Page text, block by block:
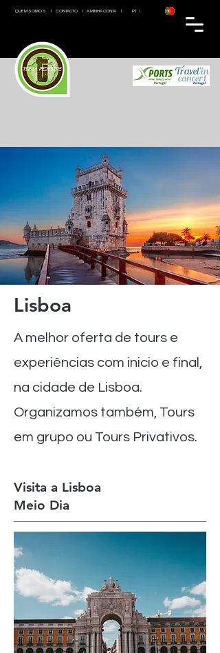
QUEM SOMOS | CONTACTO| A MINHA CONTA ​ | PT |
Lisboa
A melhor oferta de tours e
experiências com inicio e final,
na cidade de Lisboa.
Organizamos também, Tours
em grupo ou Tours Privativos.
Visita a Lisboa
Meio Dia